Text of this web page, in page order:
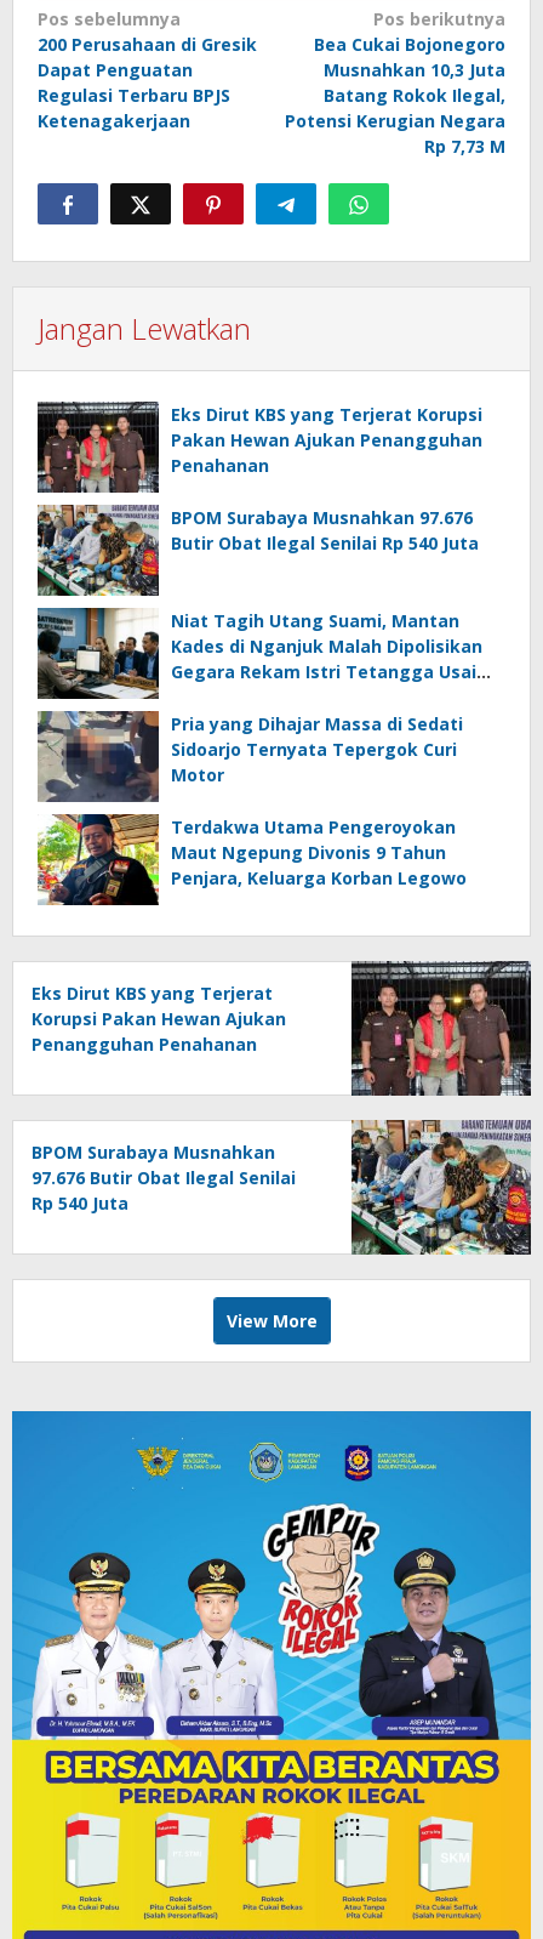
Navigasi
pos
Pos sebelumnya
200 Perusahaan di Gresik
Dapat Penguatan
Regulasi Terbaru BPJS
Ketenagakerjaan
Pos berikutnya
Bea Cukai Bojonegoro
Musnahkan 10,3 Juta
Batang Rokok Ilegal,
Potensi Kerugian Negara
Rp 7,73 M
Jangan Lewatkan
Eks Dirut KBS yang Terjerat Korupsi
Pakan Hewan Ajukan Penangguhan
Penahanan
BPOM Surabaya Musnahkan 97.676
Butir Obat Ilegal Senilai Rp 540 Juta
Niat Tagih Utang Suami, Mantan
Kades di Nganjuk Malah Dipolisikan
Gegara Rekam Istri Tetangga Usai
Pria yang Dihajar Massa di Sedati
Sidoarjo Ternyata Tepergok Curi
Motor
Terdakwa Utama Pengeroyokan
Maut Ngepung Divonis 9 Tahun
Penjara, Keluarga Korban Legowo
Eks Dirut KBS yang Terjerat
Korupsi Pakan Hewan Ajukan
Penangguhan Penahanan
BPOM Surabaya Musnahkan
97.676 Butir Obat Ilegal Senilai
Rp 540 Juta
View More